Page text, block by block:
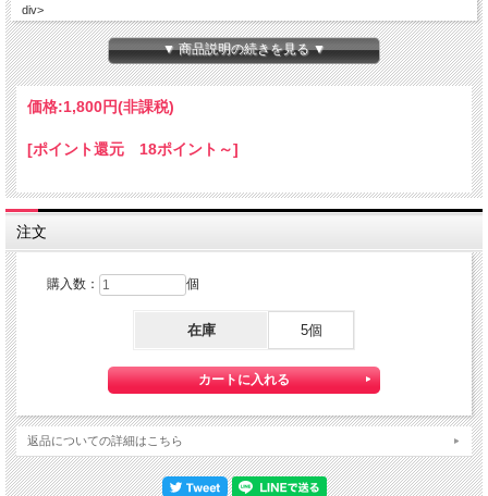
div>
▼ 商品説明の続きを見る ▼
価格:1,800円(非課税)
[ポイント還元 18ポイント～]
注文
購入数： 個
在庫 5個
返品についての詳細はこちら